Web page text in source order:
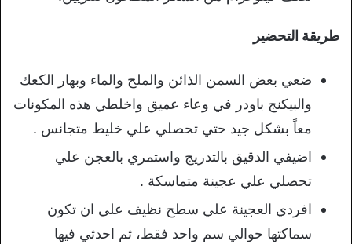
طريقة التحضير
ضعي بعض السمن الذائن والملح والماء وبهار الكعك
والبيكنج باودر في وعاء عميق واخلطي هذه المكونات
معاً بشكل جيد حتي تحصلي علي خليط متجانس .
اضيفي الدقيق بالتدريج واستمري بالعجن علي
تحصلي علي عجينة متماسكة .
افردي العجينة علي سطح نظيف علي ان تكون
سماكتها حوالي سم واحد فقط، ثم احدثي فيها